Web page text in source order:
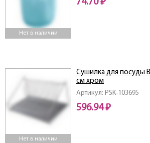
Нет в наличии
74.70 ₽
Нет в наличии
Артикул: PSK-103695
Сушилка для посуды
см хром
596.94 ₽